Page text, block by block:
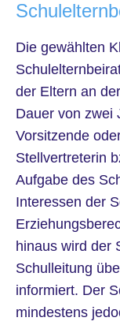
Die gewählten
der Eltern an
Dauer von zwei
Vorsitzende
Stellvertreterin
Aufgabe des
Interessen der
hinaus wird der
Schulleitung
informiert. Der
mindestens